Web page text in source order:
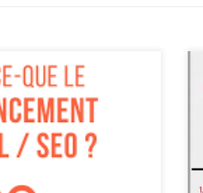
Le
et Enjeux Le
sous le terme de
est l’ensemble des
web dans les résultats